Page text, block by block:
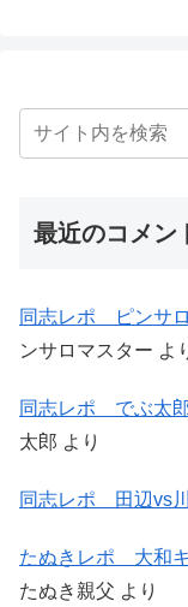
最近のコメン
同志レポ ピンサ
ンサロマスター よ
同志レポ でぶ太
太郎 より
同志レポ 田辺vs
たぬきレポ 大和
たぬき親父 より